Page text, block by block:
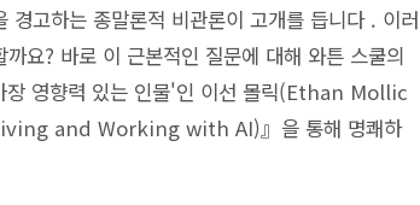
고하는 종말론적 비관론이 고개를 듭니다 . 이러
요? 바로 이 근본적인 질문에 대해 와튼 스쿨의
장 영향력 있는 인물'인 이선 몰릭(Ethan Mollic
and Working with AI)』을 통해 명쾌하